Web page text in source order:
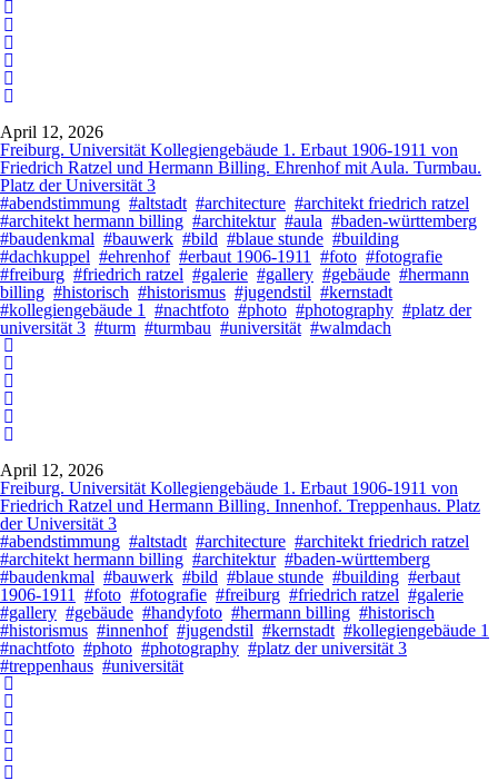
April 12, 2026
Freiburg. Universität Kollegiengebäude 1. Erbaut 1906-1911 von
Friedrich Ratzel und Hermann Billing. Ehrenhof mit Aula. Turmbau.
Platz der Universität 3
#abendstimmung #altstadt #architecture #architekt friedrich ratzel
#architekt hermann billing #architektur #aula #baden-württemberg
#baudenkmal #bauwerk #bild #blaue stunde #building
#dachkuppel #ehrenhof #erbaut 1906-1911 #foto #fotografie
#freiburg #friedrich ratzel #galerie #gallery #gebäude #hermann
billing #historisch #historismus #jugendstil #kernstadt
#kollegiengebäude 1
#nachtfoto #photo #photography #platz der
universität 3 #turm #turmbau #universität #walmdach
April 12, 2026
Freiburg. Universität Kollegiengebäude 1. Erbaut 1906-1911 von
Friedrich Ratzel und Hermann Billing. Innenhof. Treppenhaus. Platz
der Universität 3
#abendstimmung #altstadt #architecture #architekt friedrich ratzel
#architekt hermann billing #architektur #baden-württemberg
#baudenkmal #bauwerk #bild #blaue stunde #building #erbaut
1906-1911
#foto #fotografie #freiburg #friedrich ratzel #galerie
#gallery #gebäude #handyfoto #hermann billing #historisch
#historismus #innenhof #jugendstil #kernstadt #kollegiengebäude 1
#nachtfoto #photo #photography #platz der universität 3
#treppenhaus #universität